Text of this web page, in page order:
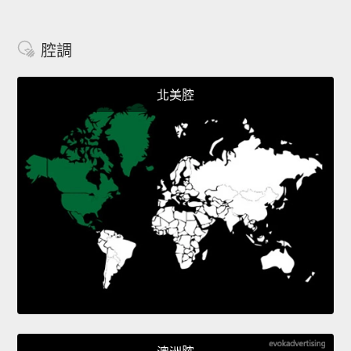
腔調
北美腔